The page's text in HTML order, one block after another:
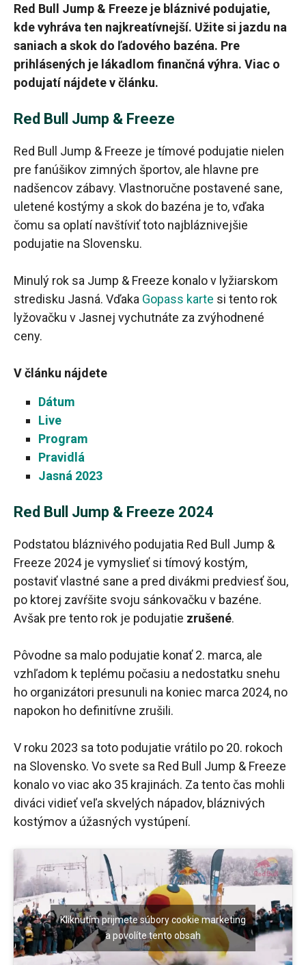
Red Bull Jump & Freeze je bláznivé podujatie,
kde vyhráva ten najkreatívnejší. Užite si jazdu na
saniach a skok do ľadového bazéna. Pre
prihlásených je lákadlom finančná výhra. Viac o
podujatí nájdete v článku.
Red Bull Jump & Freeze
Red Bull Jump & Freeze je tímové podujatie nielen
pre fanúšikov zimných športov, ale hlavne pre
nadšencov zábavy. Vlastnoručne postavené sane,
uletené kostýmy a skok do bazéna je to, vďaka
čomu sa oplatí navštíviť toto najbláznivejšie
podujatie na Slovensku.
Minulý rok sa Jump & Freeze konalo v lyžiarskom
stredisku Jasná. Vďaka Gopass karte si tento rok
lyžovačku v Jasnej vychutnáte za zvýhodnené
ceny.
V článku nájdete
Dátum
Live
Program
Pravidlá
Jasná 2023
Red Bull Jump & Freeze 2024
Podstatou bláznivého podujatia Red Bull Jump &
Freeze 2024 je vymyslieť si tímový kostým,
postaviť vlastné sane a pred divákmi predviesť šou,
po ktorej zavŕšite svoju sánkovačku v bazéne.
Avšak pre tento rok je podujatie zrušené.
Pôvodne sa malo podujatie konať 2. marca, ale
vzhľadom k teplému počasiu a nedostatku snehu
ho organizátori presunuli na koniec marca 2024, no
napokon ho definitívne zrušili.
V roku 2023 sa toto podujatie vrátilo po 20. rokoch
na Slovensko. Vo svete sa Red Bull Jump & Freeze
konalo vo viac ako 35 krajinách. Za tento čas mohli
diváci vidieť veľa skvelých nápadov, bláznivých
kostýmov a úžasných vystúpení.
Kliknutím prijmete súbory cookie marketing
a povolíte tento obsah